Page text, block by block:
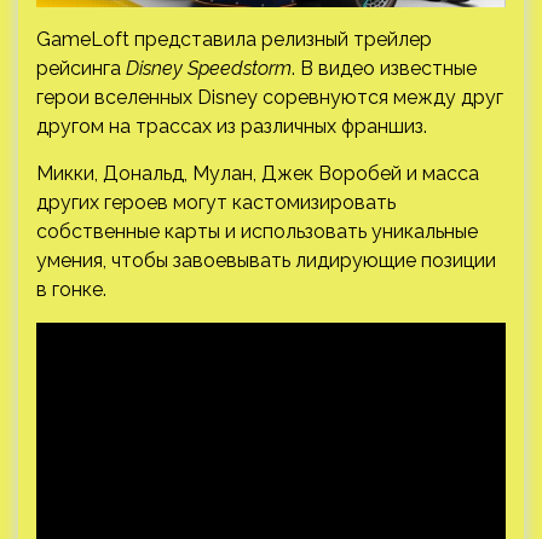
GameLoft представила релизный трейлер
рейсинга Disney Speedstorm. В видео известные
герои вселенных Disney соревнуются между друг
другом на трассах из различных франшиз.
Микки, Дональд, Мулан, Джек Воробей и масса
других героев могут кастомизировать
собственные карты и использовать уникальные
умения, чтобы завоевывать лидирующие позиции
в гонке.